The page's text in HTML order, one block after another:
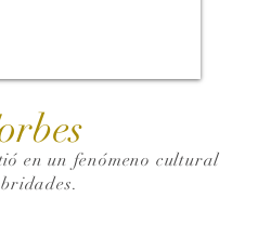
en un fenómeno cultural